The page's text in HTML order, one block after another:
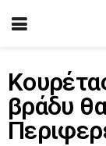
βράδυ